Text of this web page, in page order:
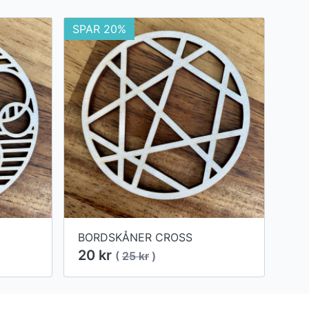
SPAR 20%
BORDSKÅNER CROSS
20 kr ( 25 kr )